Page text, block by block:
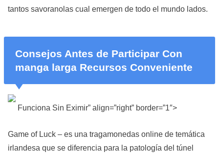
tantos savoranolas cual emergen de todo el mundo lados.
Consejos Antes de Participar Con
manga larga Recursos Conveniente
Funciona Sin Eximir” align=”right” border=”1″>
Game of Luck – es una tragamonedas online de temática
irlandesa que se diferencia para la patologí­a del túnel